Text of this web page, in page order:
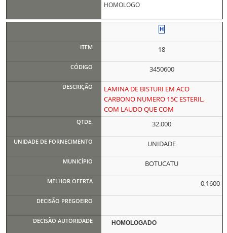
HOMOLOGO
18
3450600
LAMINA DE BISTURI EM ACO
CARBONO NUMERO 15C ESTERIL,
COM LAUDO QUE COM
32.000
UNIDADE
BOTUCATU
0,1600
HOMOLOGADO